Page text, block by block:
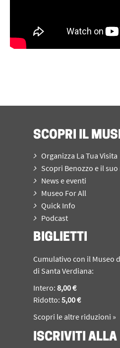
SCOPRI IL
Organizza La Tua Visita
Scopri Benozzo e il suo
News e eventi
Museo For All
Quick Info
Podcast
BIGLIETTI
Cumulativo con il Museo
di Santa Verdiana:
Intero:8,00 €
Ridotto:5,00 €
Scopri le altre riduzioni »
ISCRIVITI ALLA